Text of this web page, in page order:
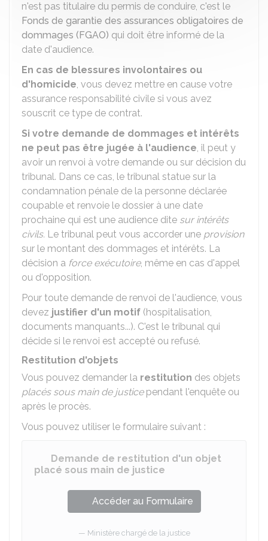
n'est pas titulaire du permis de conduire, c'est le
Fonds de garantie des assurances obligatoires de
dommages (FGAO) qui doit être informé de la
date d'audience.
En cas de blessures involontaires ou
d'homicide, vous devez mettre en cause votre
assurance responsabilité civile si vous avez
souscrit ce type de contrat.
Si votre demande de dommages et intérêts
ne peut pas être jugée à l'audience, il peut y
avoir un renvoi à votre demande ou sur décision du
tribunal. Dans ce cas, le tribunal statue sur la
condamnation pénale de la personne déclarée
coupable et renvoie le dossier à une date
prochaine qui est une audience dite sur intérêts
civils. Le tribunal peut vous accorder une provision
sur le montant des dommages et intérêts. La
décision a force exécutoire, même en cas d'appel
ou d'opposition.
Pour toute demande de renvoi de l'audience, vous
devez justifier d'un motif (hospitalisation,
documents manquants...). C'est le tribunal qui
décide si le renvoi est accepté ou refusé.
Restitution d'objets
Vous pouvez demander la restitution des objets
placés sous main de justicependant l'enquête ou
après le procès.
Vous pouvez utiliser le formulaire suivant :
Demande de restitution d'un objet
placé sous main de justice
Accéder au Formulaire
Ministère chargé de la justice